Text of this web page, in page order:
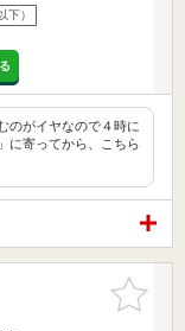
下）
のがイヤなので４時に
に寄ってから、こちら
お気に入
りに追加